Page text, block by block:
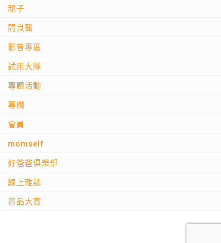
親子
問良醫
影音專區
試用大隊
專題活動
專欄
會員
momself
好爸爸俱樂部
線上雜誌
菁品大賞